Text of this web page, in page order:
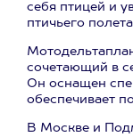
себя птицей и
птичьего
сочетающий в
Он оснащен
обеспечивает
В Москве и